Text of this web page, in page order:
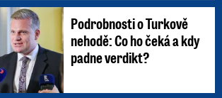
Podrobnosti o Turkově
nehodě: Co ho čeká a kdy
padne verdikt?